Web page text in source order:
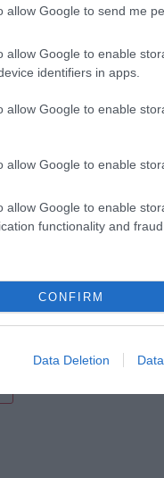
allow Google to send me
allow Google to enable
identifiers in apps.
allow Google to enable
allow Google to enable
allow Google to enable
functionality and
CONFIRM
Data Deletion
az utóbbi
egész évben üde színt
az emberi
katicát is megkímélik